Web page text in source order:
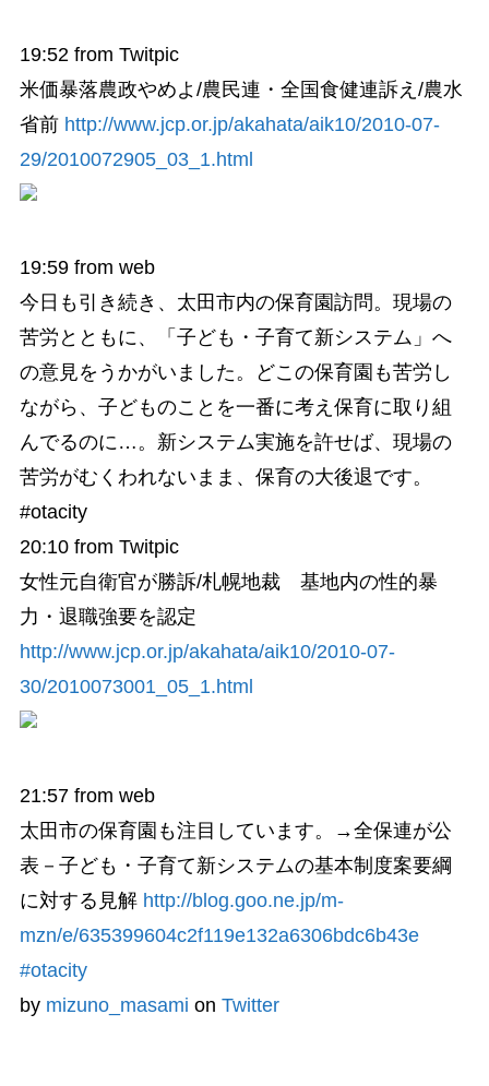
19:52 from Twitpic
米価暴落農政やめよ/農民連・全国食健連訴え/農水
省前 http://www.jcp.or.jp/akahata/aik10/2010-07-
29/2010072905_03_1.html
19:59from web
今日も引き続き、太田市内の保育園訪問。現場の
苦労とともに、「子ども・子育て新システム」へ
の意見をうかがいました。どこの保育園も苦労し
ながら、子どものことを一番に考え保育に取り組
んでるのに…。新システム実施を許せば、現場の
苦労がむくわれないまま、保育の大後退です。
#otacity
20:10from Twitpic
女性元自衛官が勝訴/札幌地裁 基地内の性的暴
力・退職強要を認定
http://www.jcp.or.jp/akahata/aik10/2010-07-
30/2010073001_05_1.html
21:57from web
太田市の保育園も注目しています。→全保連が公
表－子ども・子育て新システムの基本制度案要綱
に対する見解 http://blog.goo.ne.jp/m-
mzn/e/635399604c2f119e132a6306bdc6b43e
#otacity
by mizuno_masami on Twitter